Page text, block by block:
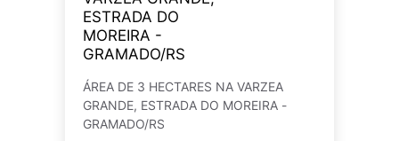
ESTRADA DO
MOREIRA -
GRAMADO/RS
ÁREA DE 3 HECTARES NA VARZEA
GRANDE, ESTRADA DO MOREIRA -
GRAMADO/RS